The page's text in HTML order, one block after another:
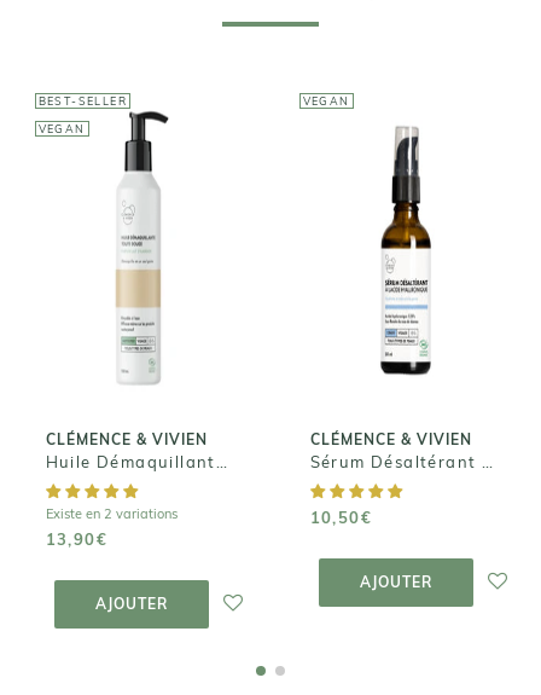
BEST-SELLER
VEGAN
CLÉMENCE & VIVIEN
Existe en 2 variations
13,90€
AJOUTER
CLÉMENCE &
VIVIEN
Démaquillante
Toute Douce
13,90€
PANIER
VEGAN
CLÉMENCE & VIVIEN
10,50€
AJOUTER
CLÉMENCE &
VIVIEN
Sérum
Désaltérant à
l'Acide
Hyaluronique
PANIER